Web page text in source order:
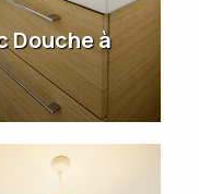
Douche à